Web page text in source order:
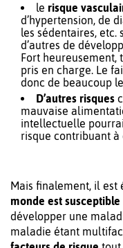
le risque
d’hypertension, de
les sédentaires,
d’autres de
Fort heureusement,
pris en charge. Le
donc de beaucoup
D’autres risques
mauvaise
intellectuelle
risque contribuant à
Mais finalement, il est
monde est susceptible
développer une
maladie étant